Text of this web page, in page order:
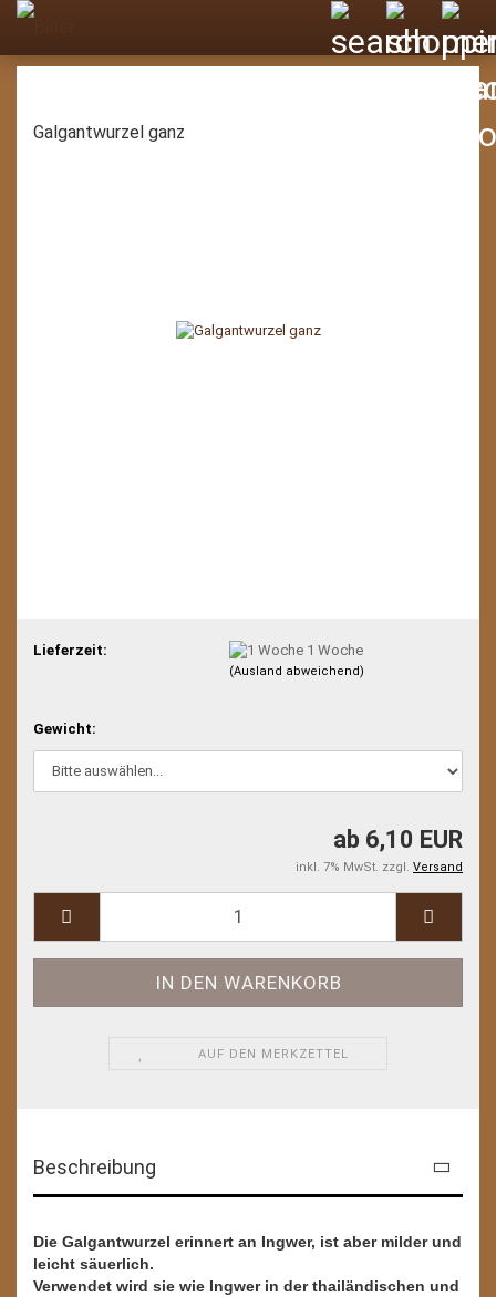
Galgantwurzel ganz
Lieferzeit: 1 Woche
(Ausland abweichend)
Gewicht:
ab 6,10 EUR
inkl. 7% MwSt. zzgl. Versand
AUF DEN MERKZETTEL
Beschreibung
Die Galgantwurzel erinnert an Ingwer, ist aber milder und
leicht säuerlich.
Verwendet wird sie wie Ingwer in der thailändischen und